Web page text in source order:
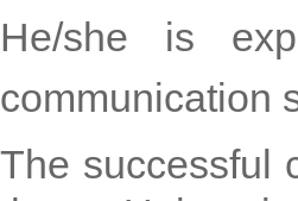
He/she is
communication
The successful